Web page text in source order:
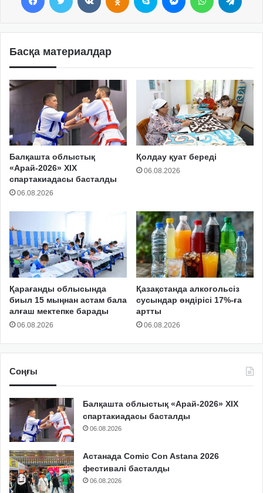
Басқа материалдар
Балқашта облыстық
«Арай-2026» XIX
спартакиадасы басталды
06.08.2026
Қолдау қуат береді
06.08.2026
Қарағанды облысында
биыл 15 мыңнан астам бала
алғаш мектепке барады
06.08.2026
Қазақстанда алкогольсіз
сусындар өндірісі 17%-ға
артты
06.08.2026
Соңғы
Балқашта облыстық «Арай-2026» XIX
спартакиадасы басталды
06.08.2026
Астанада Comic Con Astana 2026
фестивалі басталды
06.08.2026